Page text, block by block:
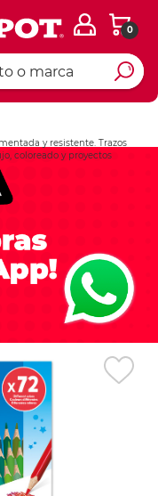
0
y resistente. Trazos
coloreado y proyectos
Ingresar Codigo